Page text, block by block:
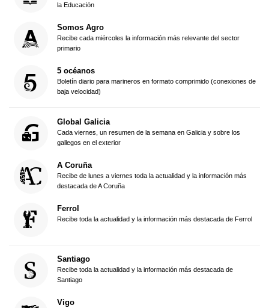
la Educación
Somos Agro
Recibe cada miércoles la información más relevante del sector
primario
5 océanos
Boletín diario para marineros en formato comprimido (conexiones de
baja velocidad)
Global Galicia
Cada viernes, un resumen de la semana en Galicia y sobre los
gallegos en el exterior
A Coruña
Recibe de lunes a viernes toda la actualidad y la información más
destacada de A Coruña
Ferrol
Recibe toda la actualidad y la información más destacada de Ferrol
Santiago
Recibe toda la actualidad y la información más destacada de
Santiago
Vigo